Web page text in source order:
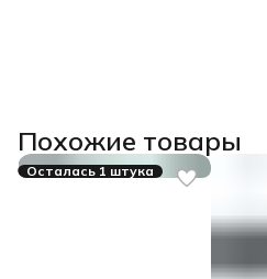
Похожие товары
Осталась 1 штука